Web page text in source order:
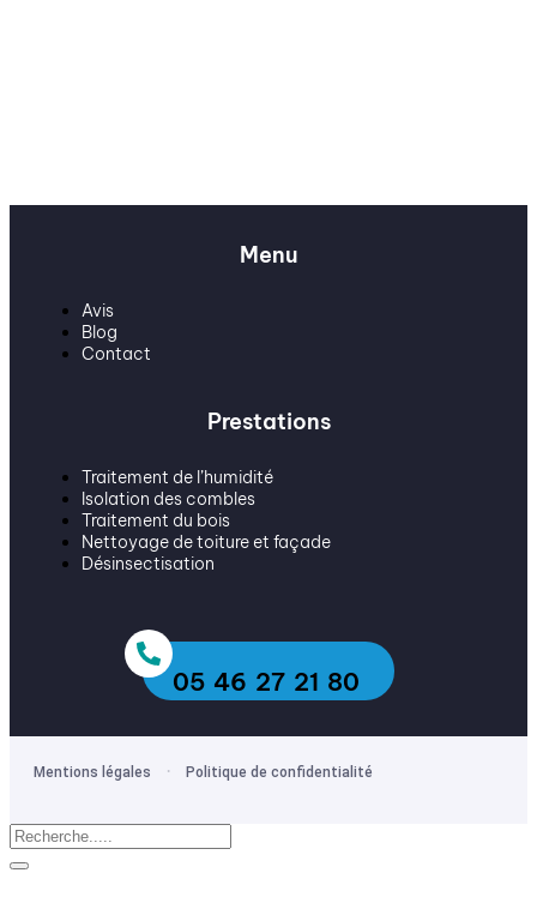
Menu
Avis
Blog
Contact
Prestations
Traitement de l’humidité
Isolation des combles
Traitement du bois
Nettoyage de toiture et façade
Désinsectisation
05 46 27 21 80
Mentions légales · Politique de confidentialité